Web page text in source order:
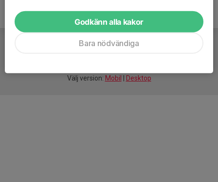
Välj version: Mobil Desktop
Godkänn alla kakor
Bara nödvändiga